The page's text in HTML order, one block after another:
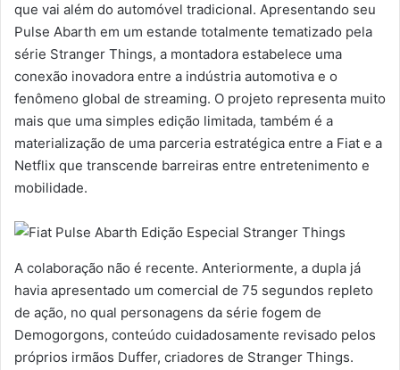
que vai além do automóvel tradicional. Apresentando seu
Pulse Abarth em um estande totalmente tematizado pela
série Stranger Things, a montadora estabelece uma
conexão inovadora entre a indústria automotiva e o
fenômeno global de streaming. O projeto representa muito
mais que uma simples edição limitada, também é a
materialização de uma parceria estratégica entre a Fiat e a
Netflix que transcende barreiras entre entretenimento e
mobilidade.
A colaboração não é recente. Anteriormente, a dupla já
havia apresentado um comercial de 75 segundos repleto
de ação, no qual personagens da série fogem de
Demogorgons, conteúdo cuidadosamente revisado pelos
próprios irmãos Duffer, criadores de Stranger Things.